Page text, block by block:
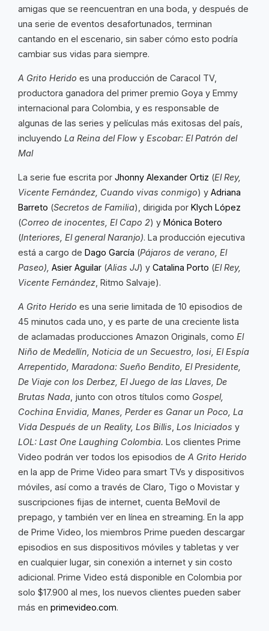
amigas que se reencuentran en una boda, y después de
una serie de eventos desafortunados, terminan
cantando en el escenario, sin saber cómo esto podría
cambiar sus vidas para siempre.
A Grito Herido es una producción de Caracol TV,
productora ganadora del primer premio Goya y Emmy
internacional para Colombia, y es responsable de
algunas de las series y películas más exitosas del país,
incluyendo La Reina del Flow y Escobar: El Patrón del
Mal
La serie fue escrita por Jhonny Alexander Ortiz (El Rey,
Vicente Fernández, Cuando vivas conmigo) y Adriana
Barreto (Secretos de Familia), dirigida por Klych López
(Correo de inocentes, El Capo 2) y Mónica Botero
(Interiores, El general Naranjo). La producción ejecutiva
está a cargo de Dago García (Pájaros de verano, El
Paseo), Asier Aguilar (Alias JJ) y Catalina Porto (El Rey,
Vicente Fernández, Ritmo Salvaje).
A Grito Herido es una serie limitada de 10 episodios de
45 minutos cada uno, y es parte de una creciente lista
de aclamadas producciones Amazon Originals, como El
Niño de Medellín, Noticia de un Secuestro, Iosi, El Espía
Arrepentido, Maradona: Sueño Bendito, El Presidente,
De Viaje con los Derbez, El Juego de las Llaves, De
Brutas Nada, junto con otros títulos como Gospel,
Cochina Envidia, Manes, Perder es Ganar un Poco, La
Vida Después de un Reality, Los Billis, Los Iniciados y
LOL: Last One Laughing Colombia. Los clientes Prime
Video podrán ver todos los episodios de A Grito Herido
en la app de Prime Video para smart TVs y dispositivos
móviles, así como a través de Claro, Tigo o Movistar y
suscripciones fijas de internet, cuenta BeMovil de
prepago, y también ver en línea en streaming. En la app
de Prime Video, los miembros Prime pueden descargar
episodios en sus dispositivos móviles y tabletas y ver
en cualquier lugar, sin conexión a internet y sin costo
adicional. Prime Video está disponible en Colombia por
solo $17.900 al mes, los nuevos clientes pueden saber
más en primevideo.com.